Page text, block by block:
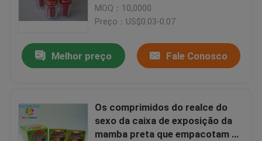
cápsulas sexuais frasco de
cápsulas com tampa impressa
MOQ：10,0000
Preço：US$0.03-0.07
Melhor preço Fale Conosco
Os comprimidos do realce do
sexo da caixa de exposição da
mamba preta que empacotam o